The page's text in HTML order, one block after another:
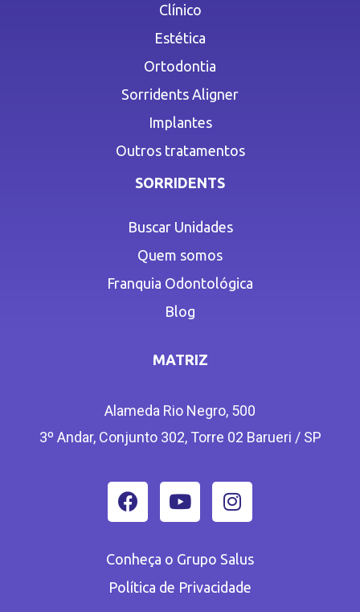
Clínico
Estética
Ortodontia
Sorridents Aligner
Implantes
Outros tratamentos
SORRIDENTS
Buscar Unidades
Quem somos
Franquia Odontológica
Blog
MATRIZ
Alameda Rio Negro, 500
3º Andar, Conjunto 302, Torre 02 Barueri / SP
Conheça o Grupo Salus
Política de Privacidade